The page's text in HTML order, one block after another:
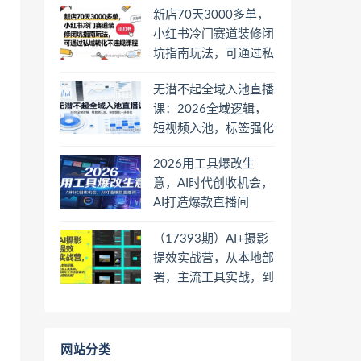
新店70天3000多单，
小红书冷门赛道装修闭
坑指南玩法，可通过私
无潜不起全域入池直播
课：2026全域逻辑，
短视频入池，标签强化
2026用工具爆改生
意，AI时代创收机会，
AI打造爆款直播间
（17393期）AI+摄影
提效实战营，从本地部
署，主流工具实战，到
网站分类